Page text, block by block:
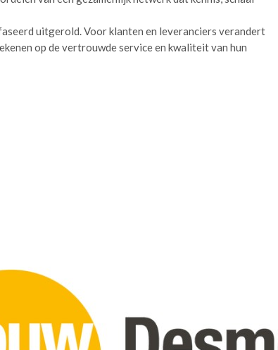
uitgerold. Voor klanten en leveranciers verandert
op de vertrouwde service en kwaliteit van hun